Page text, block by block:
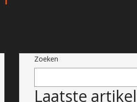
Zoeken
Laatste